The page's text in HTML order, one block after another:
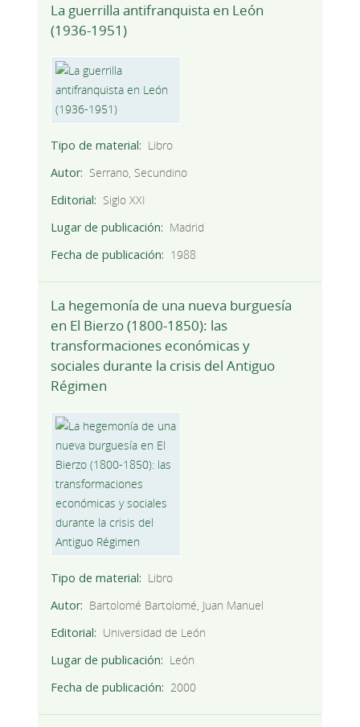
La guerrilla antifranquista en León
(1936-1951)
Tipo de material
Libro
Autor
Serrano, Secundino
Editorial
Siglo XXI
Lugar de publicación
Madrid
Fecha de publicación
1988
La hegemonía de una nueva burguesía
en El Bierzo (1800-1850): las
transformaciones económicas y
sociales durante la crisis del Antiguo
Régimen
Tipo de material
Libro
Autor
Bartolomé Bartolomé, Juan Manuel
Editorial
Universidad de León
Lugar de publicación
León
Fecha de publicación
2000